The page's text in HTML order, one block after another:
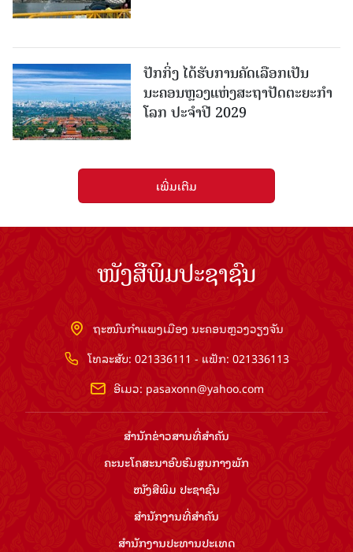
ປັກກິ່ງ ໄດ້ຮັບການຄັດເລືອກເປັນ
ນະຄອນຫຼວງແຫ່ງສະຖາປັດຕະຍະກຳ
ໂລກ ປະຈຳປີ 2029
ເພີ່ມເຕີມ
ໜັງສືພິມປະຊາຊົນ
ຖະໜົນກຳແພງເມືອງ ນະຄອນຫຼວງວຽງຈັນ
ໂທລະສັບ: 021336111 - ແຟັກ: 021336113
ອີເມວ: pasaxonn@yahoo.com
ສຳ​ນັກ​ຂ່າວ​ສານ​ທີ່​ສຳ​ຄັນ​
ຄະນະໂຄສະນາອົບຮົມ​ສູນ​ກາງ​ພັກ
ໜັງສືພິມ ປະ​ຊາ​ຊົນ
ສຳ​ນັກ​ງານ​ທີ່​ສຳ​ຄັນ
ສຳ​ນັກ​ງານ​ປະ​ທານ​ປະ​ເທດ